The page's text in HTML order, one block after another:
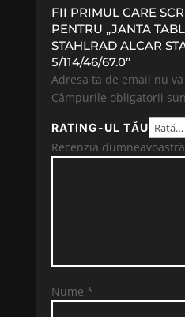
FII PRIMUL CARE
PENTRU „JANTA
STAHLRAD ALCAR
5/114/46/67.0”
Adresa ta de email nu
Câmpurile obligatorii
RATING-UL TĂU
Recenzia dumneavoastră
Nume *